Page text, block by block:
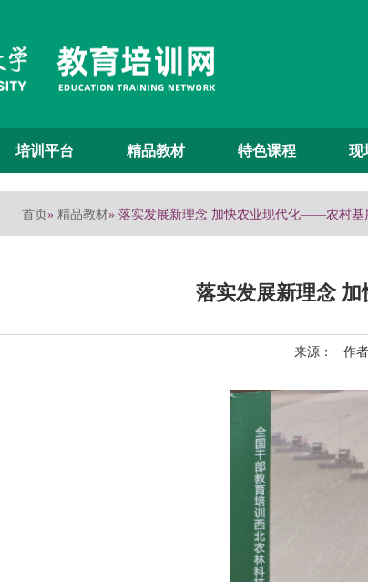
培训平台 精品教材 特色课程 现
首页» 精品教材» 落实发展新理念 加快农业现代化——农村基
落实发展新理念
来源： 作